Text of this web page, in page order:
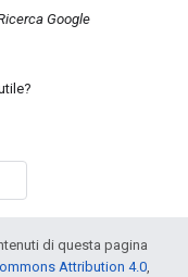
Google
di questa pagina
Attribution 4.0,